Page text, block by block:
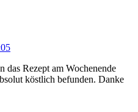
Rezept am Wochenende
köstlich befunden. Danke